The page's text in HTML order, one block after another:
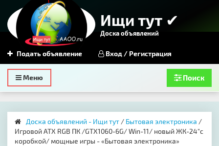
Ищи тут ✔
Доска объявлений
Подать объявление Вход / Регистрация
Toggle
navigation
Меню Поиск
Доска объявлений - Ищи тут / Бытовая электроника /
Игровой ATX RGB ПК /GTX1060-6G/ Win-11/ новый ЖК-24"с
коробкой/ мощные игры - «Бытовая электроника»